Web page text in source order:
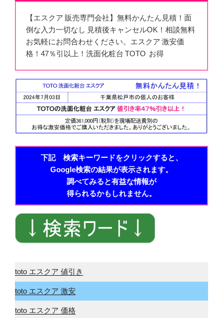
【エスクア 販売専門会社】無料かんたん見積！面
倒な入力一切なし 見積後キャンセルOK！相談無料
お気軽にお問合わせください。エスクア 激安価
格！47％引以上！洗面化粧台 TOTO お得
下記 検索キーワードをクリックすると、
Google検索の結果が表示されます。
調べてみると有益な情報が
得られるかもしれません。
toto エスクア 値引き
toto エスクア 激安
toto エスクア 価格